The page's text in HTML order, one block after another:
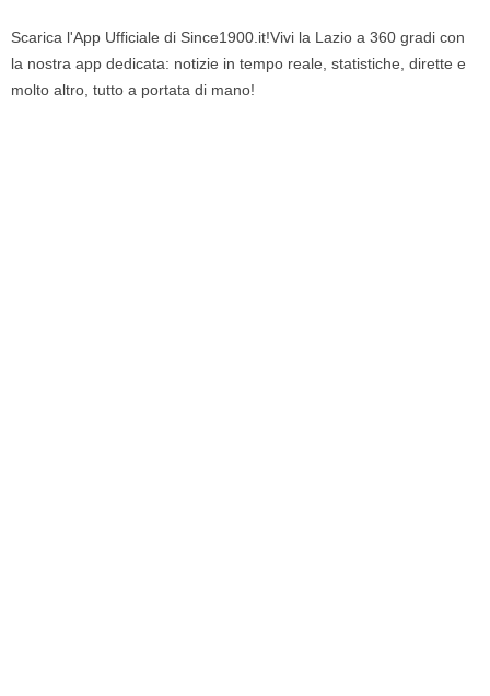
Scarica l'App Ufficiale di Since1900.it!Vivi la Lazio a 360 gradi con
la nostra app dedicata: notizie in tempo reale, statistiche, dirette e
molto altro, tutto a portata di mano!